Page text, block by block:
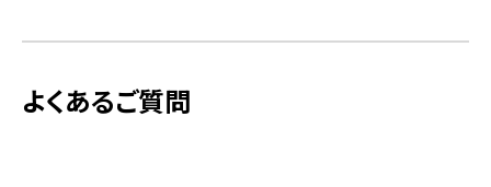
よくあるご質問